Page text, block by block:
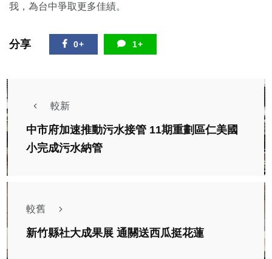
我，為台中爭取更多佳績。
分享 0+ 1+
較新
中市府加速推動污水接管 11期重劃區仁美國
小完成污水納管
較舊
新竹縣社大成果展 通關送西瓜挺花蓮